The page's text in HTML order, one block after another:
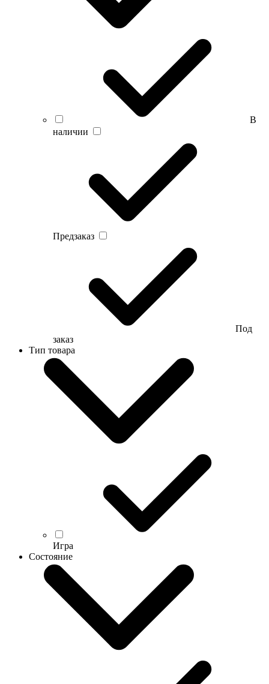
В
наличии
Предзаказ
Под
заказ
Тип товара
Игра
Состояние